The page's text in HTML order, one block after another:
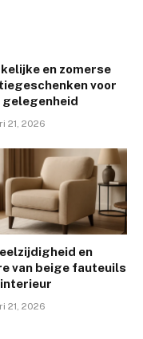
en zomerse
voor
gelegenheid
21, 2026
en
van beige fauteuils
interieur
21, 2026